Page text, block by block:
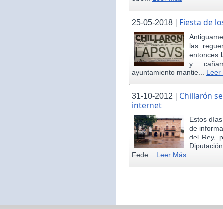
25-05-2018 | Fiesta de
las
entonces
y
ayuntamiento mantie... Leer
31-10-2012 | Chillarón
internet
Estos
de
del Rey,
Fede... Leer Más